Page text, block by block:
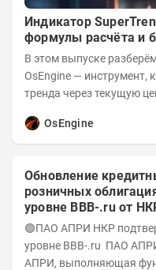
Индикатор
формулы расчёта и
В этом выпуске
OsEngine — инструмент,
тренда через текущую
OsEngine
Обновление
розничных
уровне BBB-.ru от
А-(RU) / Элит Строй
🟢ПАО АПРИ НКР подтвердило кредитный рейтинг на
уровне BBB-.ru ПАО АПРИ – основная компания группы
АПРИ, выполняющая